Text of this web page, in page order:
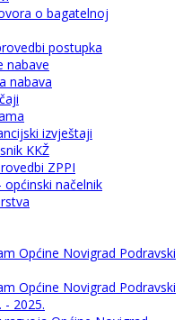
o bagatelnoj
postupka
nabave
nabava
izvještaji
KKŽ
ZPPI
općinski načelnik
Općine Novigrad Podravski
Općine Novigrad Podravski
- 2025.